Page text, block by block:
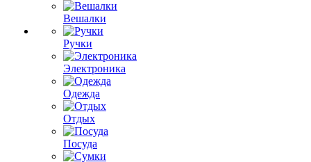
Вешалки
Ручки
Электроника
Одежда
Отдых
Посуда